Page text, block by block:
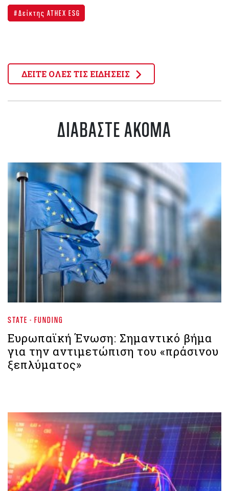
Δείκτης ATHEX ESG
ΔΕΙΤΕ ΟΛΕΣ ΤΙΣ ΕΙΔΗΣΕΙΣ
ΔΙΑΒΑΣΤΕ ΑΚΟΜΑ
STATE - FUNDING
Ευρωπαϊκή Ένωση: Σημαντικό βήμα
για την αντιμετώπιση του «πράσινου
ξεπλύματος»